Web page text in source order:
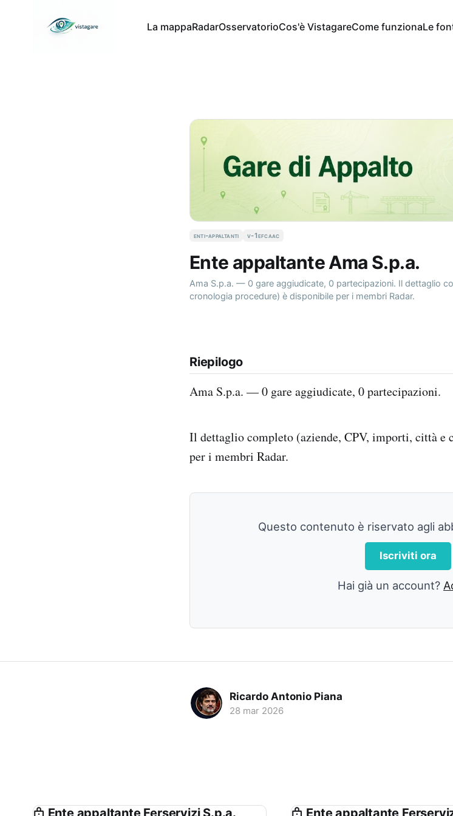
La mappaRadarOsservatorioCos'è VistagareCome funzionaLe
enti-appaltanti v-1efcaac
Ente appaltante Ama S.p.a.
Ama S.p.a. — 0 gare aggiudicate, 0 partecipazioni. Il dettaglio
cronologia procedure) è disponibile per i membri Radar.
Riepilogo
Ama S.p.a. — 0 gare aggiudicate, 0 partecipazioni.
Il dettaglio completo (aziende, CPV, importi, città e
per i membri Radar.
Questo contenuto è riservato agli
Iscriviti ora
Hai già un account?
Ricardo Antonio Piana
28 mar 2026
Ente appaltante Ferservizi S.p.a. Ente appaltante